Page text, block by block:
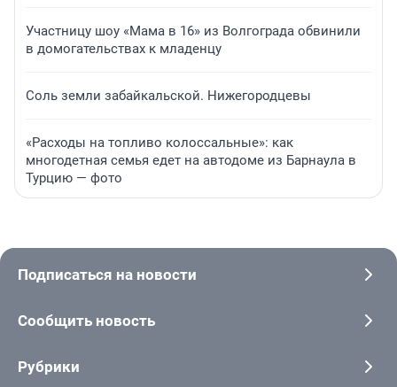
Участницу шоу «Мама в 16» из Волгограда обвинили
в домогательствах к младенцу
Соль земли забайкальской. Нижегородцевы
«Расходы на топливо колоссальные»: как
многодетная семья едет на автодоме из Барнаула в
Турцию — фото
Подписаться на новости
Сообщить новость
Рубрики